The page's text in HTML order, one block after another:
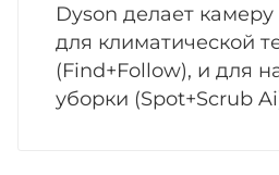
Dyson делает
для климатической
(Find+Follow), и для
уборки (Spot+Scrub